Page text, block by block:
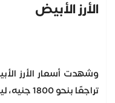
الأرز الأبيض
تراجعًا بنحو 1800 جنيه، ليسجل سعر الطن 28,200 جنيه.